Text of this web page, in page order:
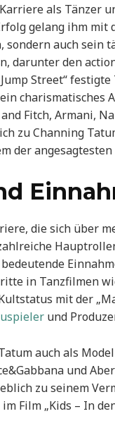
als Tänzer
gelang ihm mit
auch sein
darunter den
Street“
Fitch, Armani,
zu Channing
der
die sich über
in Tanzfilmen
mit der
und
auch als
und
zu seinem
Film „Kids – In